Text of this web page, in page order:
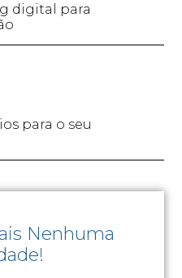
digital para
para o seu
Nenhuma